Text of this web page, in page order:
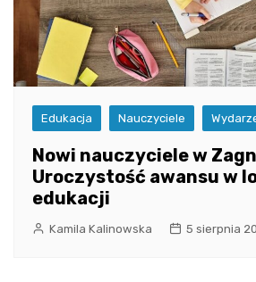
Edukacja Nauczyciele
Nowi nauczyciele w
Uroczystość awansu w
edukacji
Kamila Kalinowska 5 sierpnia